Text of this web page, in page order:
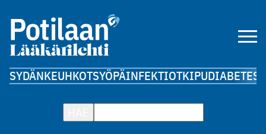
SYDÄNKEUHKOTSYÖPÄINFEKTIOTKIPUDIABETES